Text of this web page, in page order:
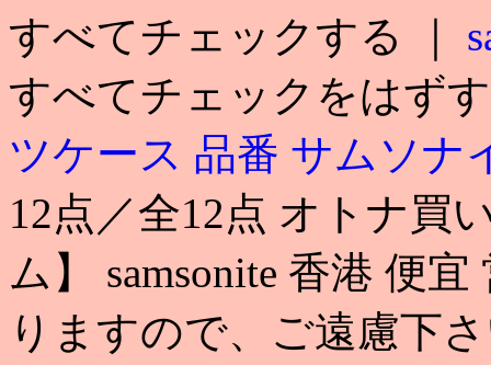
すべてチェックする ｜
すべてチェックをはず
ツケース 品番 サムソナ
12点／全12点 オトナ買
ム】 samsonite 香港 便
りますので、ご遠慮下